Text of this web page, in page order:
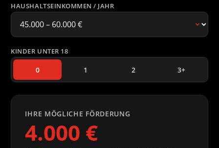
HAUSHALTSEINKOMMEN / JAHR
KINDER UNTER 18
0 1 2 3+
IHRE MÖGLICHE FÖRDERUNG
4.000 €